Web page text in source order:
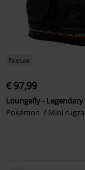
Nieuw
€ 97,99
Loungefly - Legendary
Pokémon
Mini